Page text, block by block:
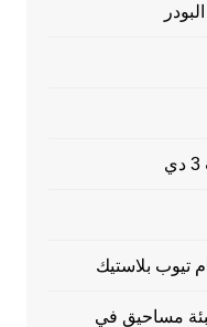
تيوب بلاستيك
مساحيق في